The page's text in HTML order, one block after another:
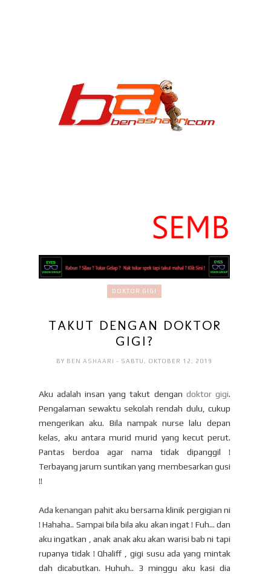
DOKTOR GIGI
TAKUT DENGAN DOKTOR
GIGI?
BY BEN ASHAARI- SABTU, OKTOBER 12, 2019
Aku adalah insan yang takut dengan doktor gigi.
Pengalaman sewaktu sekolah rendah dulu, cukup
mengerikan aku. Bila nampak nurse lalu depan
kelas, aku antara murid murid yang kecut perut.
Pantas berdoa agar nama tidak dipanggil !
Terbayang jarum suntikan yang membesarkan gusi
!!
Ada kenangan pahit aku bersama klinik pergigian ni
! Hahaha.. Sampai bila bila aku akan ingat ! Fuh... dan
aku ingatkan , anak anak aku akan warisi bab ni tapi
rupanya tidak ! Qhaliff , gigi susu ada yang mintak
dah dicabutkan. Huhuh.. 3 minggu aku kasi dia